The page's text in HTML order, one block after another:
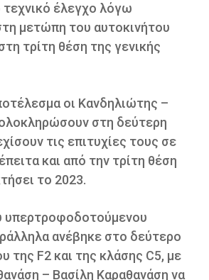
τεχνικό έλεγχο λόγω
μετώπη του αυτοκινήτου
τρίτη θέση της γενικής
οι Κανδηλιώτης –
στη δεύτερη
τις επιτυχίες τους σε
και από την τρίτη θέση
το 2023.
υπερτροφοδοτούμενου
ανέβηκε στο δεύτερο
της F2 και της κλάσης C5, με
– Βασίλη Καραθανάση να